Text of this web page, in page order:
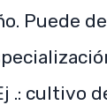
Puede
.: cultivo